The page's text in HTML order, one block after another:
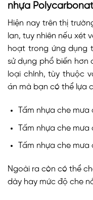
nhựa
Hiện nay trên thị
lan, tuy nhiên nếu xét
hoạt trong ứng dụng
sử dụng phổ biến hơn
loại chính, tùy thuộc
án mà bạn có thể lựa
Tấm nhựa che
Tấm nhựa che
Tấm nhựa che
Ngoài ra còn có thể
dày hay mức độ che